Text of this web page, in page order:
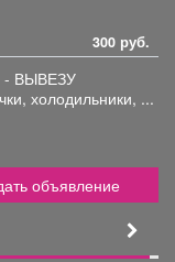
300 руб.
ВЫВЕЗУ
холодильники, ...
объявление